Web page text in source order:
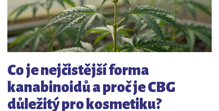
Co je nejčistější forma
kanabinoidů a proč je CBG
důležitý pro kosmetiku?